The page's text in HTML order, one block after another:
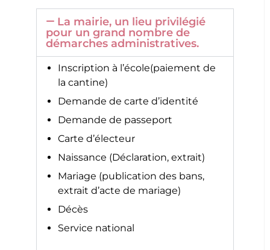
La mairie, un lieu privilégié
pour un grand nombre de
démarches administratives.
Inscription à l’école(paiement de
la cantine)
Demande de carte d’identité
Demande de passeport
Carte d’électeur
Naissance (Déclaration, extrait)
Mariage (publication des bans,
extrait d’acte de mariage)
Décès
Service national